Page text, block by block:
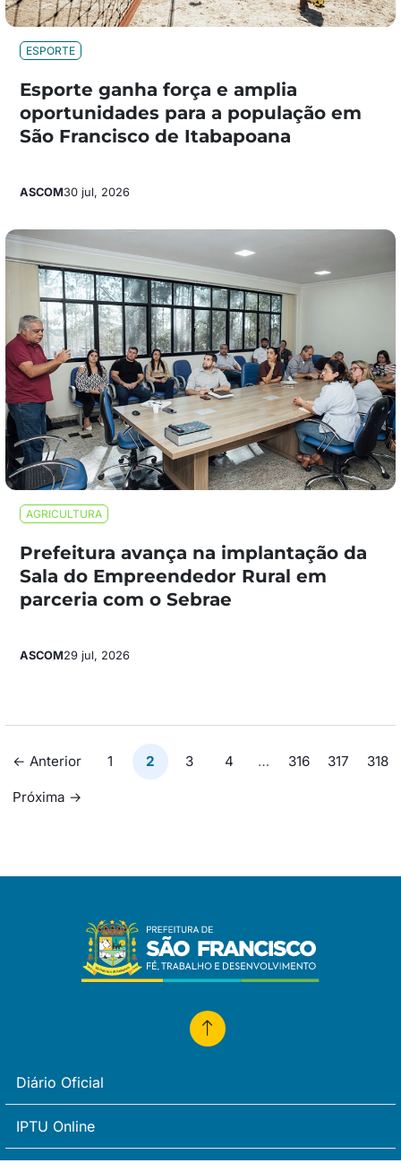
ESPORTE
Esporte ganha força e amplia
oportunidades para a população em
São Francisco de Itabapoana
ASCOM30 jul, 2026
AGRICULTURA
Prefeitura avança na implantação da
Sala do Empreendedor Rural em
parceria com o Sebrae
ASCOM29 jul, 2026
Paginação
← Anterior 1 2 3 4 … 316 317 318
Próxima →
Diário Oficial
IPTU Online